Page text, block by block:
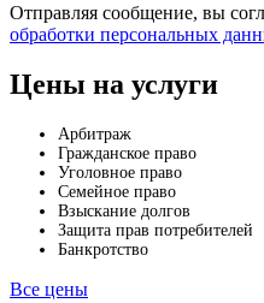
Отправляя сообщение, вы
обработки персональных
Цены на услуги
Арбитраж
Гражданское право
Уголовное право
Семейное право
Взыскание долгов
Защита прав потребителей
Банкротство
Все цены